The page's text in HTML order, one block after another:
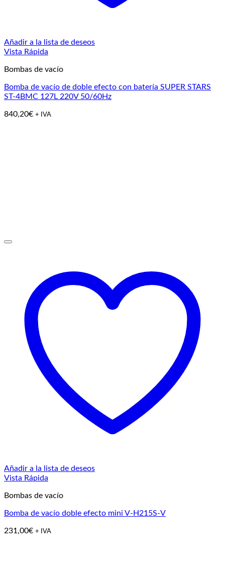
Añadir a la lista de deseos
Vista Rápida
Bombas de vacío
Bomba de vacío de doble efecto con batería SUPER STARS
ST-4BMC 127L 220V 50/60Hz
840,20€ + IVA
Añadir a la lista de deseos
Vista Rápida
Bombas de vacío
Bomba de vacío doble efecto mini V-H215S-V
231,00€ + IVA